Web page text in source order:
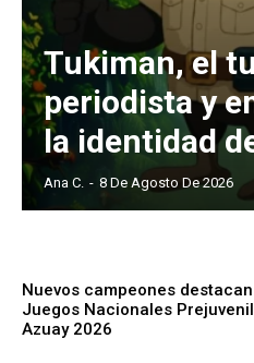
Tukiman, el
periodista y
la identidad
Ana C. - 8 De Agosto De 2026
Nuevos campeones
Juegos Nacionales
Azuay 2026